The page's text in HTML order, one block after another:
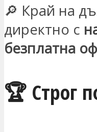
🔎 Край на
директно с
безплатна
🏆 Строг